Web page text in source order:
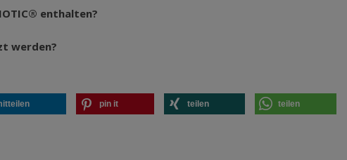
enthalten?
werden?
pin it teilen teilen